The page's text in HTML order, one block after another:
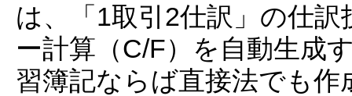
は、「1取引2仕訳」の仕
ー計算（C/F）を自動生成
習簿記ならば直接法でも